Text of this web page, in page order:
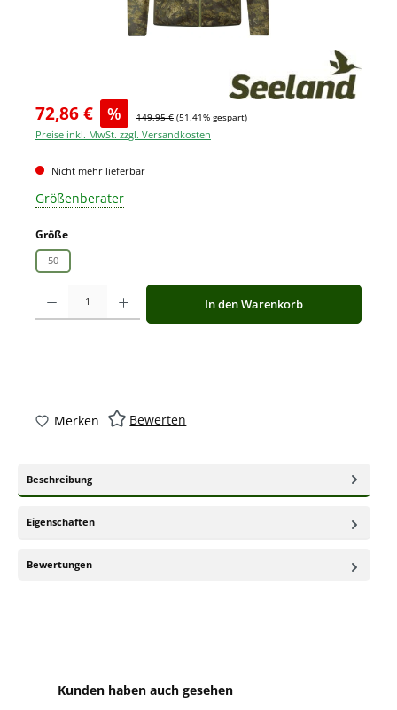
72,86 € % 149,95 € (51.41% gespart)
Preise inkl. MwSt. zzgl. Versandkosten
Nicht mehr lieferbar
Größenberater
Größeauswählen
50
(Diese Option ist zurzeit nicht verfügbar.)
Produkt Anzahl: Gib den gewünschten Wert ein oder benutze die
In den Warenkorb
Merken Bewerten
Beschreibung
Eigenschaften
Bewertungen
Produktgalerie überspringen
Kunden haben auch gesehen